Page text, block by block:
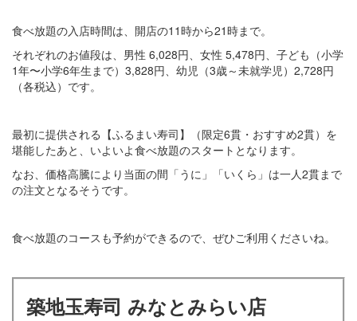
食べ放題の入店時間は、開店の11時から21時まで。
それぞれのお値段は、男性 6,028円、女性 5,478円、子ども（小学
1年〜小学6年生まで）3,828円、幼児（3歳～未就学児）2,728円
（各税込）です。
最初に提供される【ふるまい寿司】（限定6貫・おすすめ2貫）を
堪能したあと、いよいよ食べ放題のスタートとなります。
なお、価格高騰により当面の間「うに」「いくら」は一人2貫まで
の注文となるそうです。
食べ放題のコースも予約ができるので、ぜひご利用くださいね。
築地玉寿司 みなとみらい店